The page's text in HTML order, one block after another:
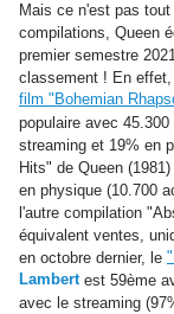
Mais ce n'est pas
compilations, Queen
premier semestre
classement ! En
film "Bohemian
populaire avec
streaming et 19% en
Hits" de Queen
en physique (10.700
l'autre compilation
équivalent ventes,
en octobre dernier, le
Lambert est 59ème
avec le streaming